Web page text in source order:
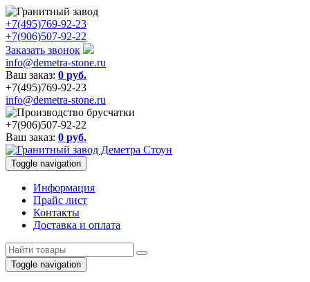
+7(495)769-92-23
+7(906)507-92-22
Заказать звонок
info@demetra-stone.ru
Ваш заказ: 0 руб.
+7(495)769-92-23
info@demetra-stone.ru
+7(906)507-92-22
Ваш заказ: 0 руб.
Toggle navigation
Информация
Прайс лист
Контакты
Доставка и оплата
Toggle navigation